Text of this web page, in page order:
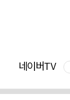
네이버TV